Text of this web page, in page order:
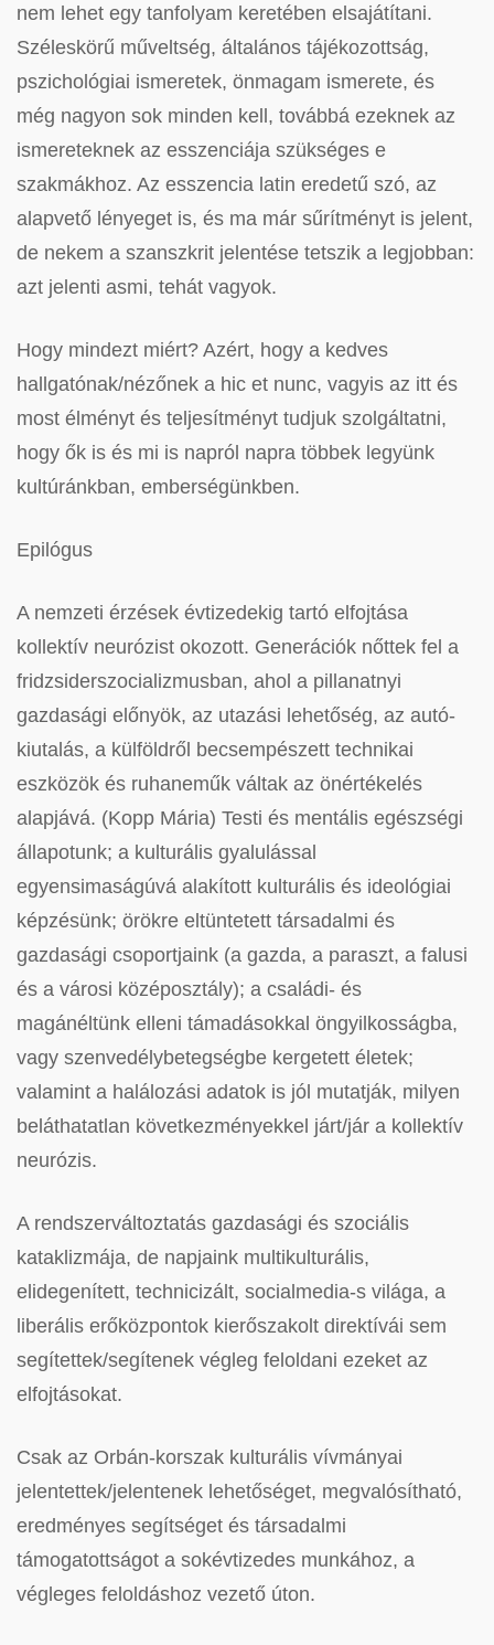
nem lehet egy tanfolyam keretében elsajátítani.
Széleskörű műveltség, általános tájékozottság,
pszichológiai ismeretek, önmagam ismerete, és
még nagyon sok minden kell, továbbá ezeknek az
ismereteknek az esszenciája szükséges e
szakmákhoz. Az esszencia latin eredetű szó, az
alapvető lényeget is, és ma már sűrítményt is jelent,
de nekem a szanszkrit jelentése tetszik a legjobban:
azt jelenti asmi, tehát vagyok.
Hogy mindezt miért? Azért, hogy a kedves
hallgatónak/nézőnek a hic et nunc, vagyis az itt és
most élményt és teljesítményt tudjuk szolgáltatni,
hogy ők is és mi is napról napra többek legyünk
kultúránkban, emberségünkben.
Epilógus
A nemzeti érzések évtizedekig tartó elfojtása
kollektív neurózist okozott. Generációk nőttek fel a
fridzsiderszocializmusban, ahol a pillanatnyi
gazdasági előnyök, az utazási lehetőség, az autó-
kiutalás, a külföldről becsempészett technikai
eszközök és ruhaneműk váltak az önértékelés
alapjává. (Kopp Mária) Testi és mentális egészségi
állapotunk; a kulturális gyalulással
egyensimaságúvá alakított kulturális és ideológiai
képzésünk; örökre eltüntetett társadalmi és
gazdasági csoportjaink (a gazda, a paraszt, a falusi
és a városi középosztály); a családi- és
magánéltünk elleni támadásokkal öngyilkosságba,
vagy szenvedélybetegségbe kergetett életek;
valamint a halálozási adatok is jól mutatják, milyen
beláthatatlan következményekkel járt/jár a kollektív
neurózis.
A rendszerváltoztatás gazdasági és szociális
kataklizmája, de napjaink multikulturális,
elidegenített, technicizált, socialmedia-s világa, a
liberális erőközpontok kierőszakolt direktívái sem
segítettek/segítenek végleg feloldani ezeket az
elfojtásokat.
Csak az Orbán-korszak kulturális vívmányai
jelentettek/jelentenek lehetőséget, megvalósítható,
eredményes segítséget és társadalmi
támogatottságot a sokévtizedes munkához, a
végleges feloldáshoz vezető úton.